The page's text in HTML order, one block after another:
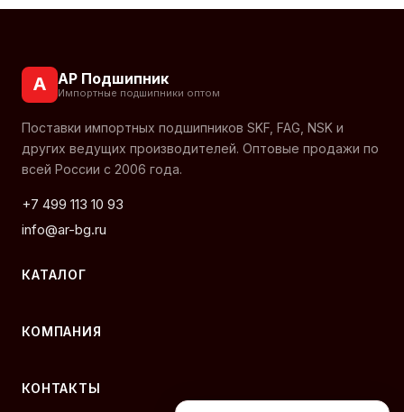
А АР Подшипник
Импортные подшипники оптом
Поставки импортных подшипников SKF, FAG, NSK и
других ведущих производителей. Оптовые продажи по
всей России с 2006 года.
+7 499 113 10 93
info@ar-bg.ru
КАТАЛОГ
КОМПАНИЯ
КОНТАКТЫ